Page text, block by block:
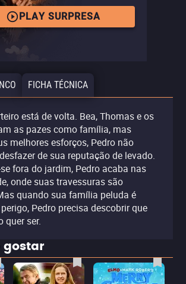
PLAY SURPRESA
FICHA TÉCNICA
está de volta. Bea, Thomas e os
as pazes como família, mas
melhores esforços, Pedro não
de sua reputação de levado.
fora do jardim, Pedro acaba nas
onde suas travessuras são
quando sua família peluda é
Pedro precisa descobrir que
quer ser.
gostar